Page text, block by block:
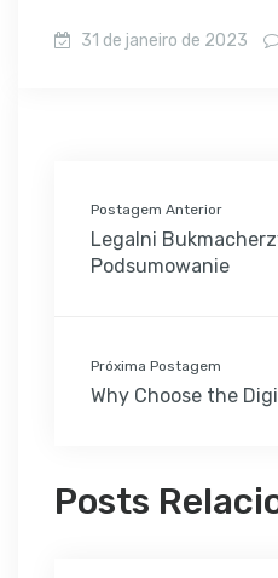
31 de janeiro de 2023
Postagem Anterior
Legalni
Podsumowanie
Próxima Postagem
Why Choose the
Posts